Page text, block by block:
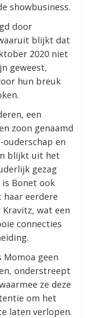
showbusiness.
door
blijkt dat
2020 niet
geweest,
hun breuk
een
zoon genaamd
ouderschap en
blijkt uit het
gezag
Bonet ook
haar eerdere
wat een
connecties
geen
onderstreept
ze deze
om het
laten verlopen.